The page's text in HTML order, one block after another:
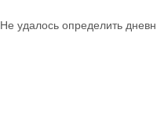
Не удалось определить